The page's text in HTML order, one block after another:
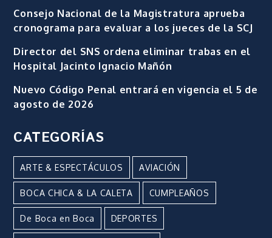
Consejo Nacional de la Magistratura aprueba
cronograma para evaluar a los jueces de la SCJ
Director del SNS ordena eliminar trabas en el
Hospital Jacinto Ignacio Mañón
Nuevo Código Penal entrará en vigencia el 5 de
agosto de 2026
CATEGORÍAS
ARTE & ESPECTÁCULOS AVIACIÓN
BOCA CHICA & LA CALETA CUMPLEAÑOS
De Boca en Boca DEPORTES